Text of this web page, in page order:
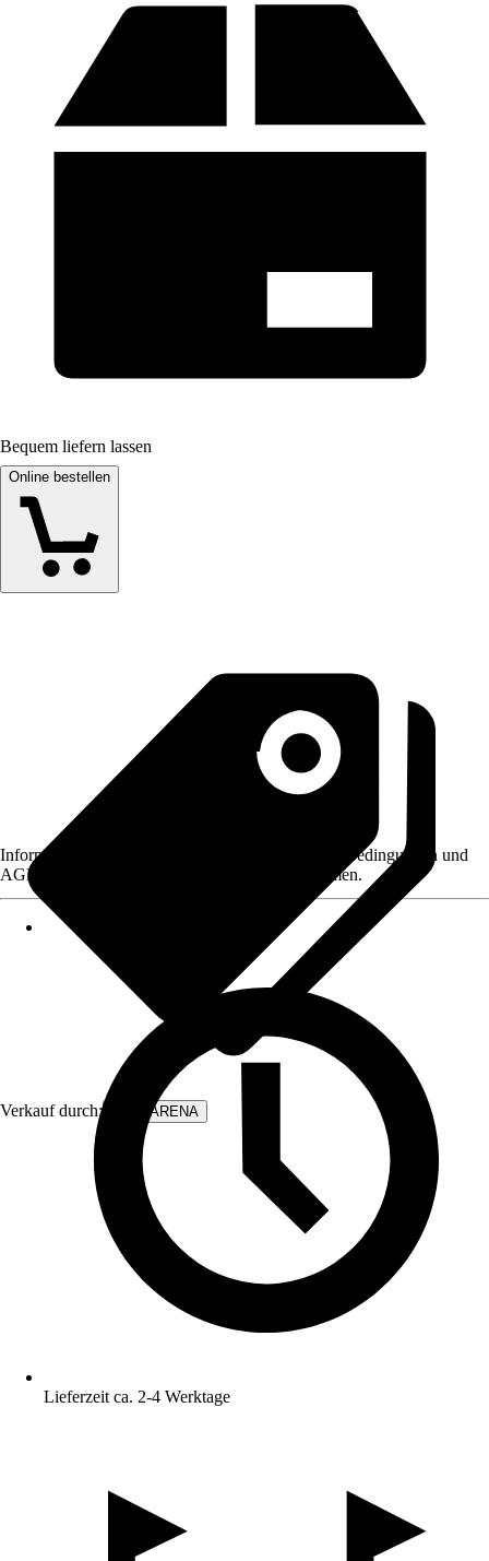
Bequem liefern lassen
Online bestellen
Verkauf durch: WALLARENA
Informationen des Verkäufers, wie z. B. Rückgabebedingungen und
AGB, finden Sie bei Klick auf den Verkäufernamen.
Lieferzeit ca. 2-4 Werktage